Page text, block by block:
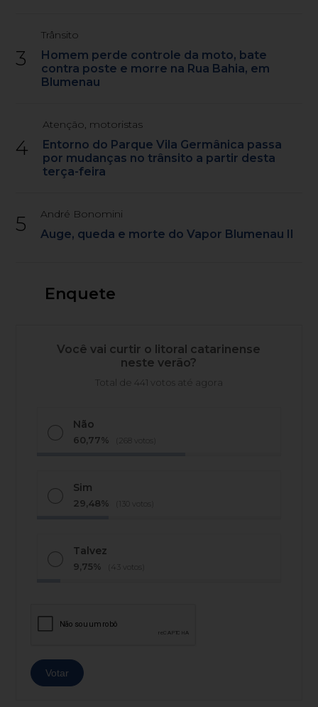
3
Trânsito
Homem perde controle da moto, bate
contra poste e morre na Rua Bahia, em
Blumenau
4
Atenção, motoristas
Entorno do Parque Vila Germânica passa
por mudanças no trânsito a partir desta
terça-feira
5 André Bonomini
Auge, queda e morte do Vapor Blumenau II
Enquete
Você vai curtir o litoral catarinense
neste verão?
Total de 441 votos até agora
Não
60,77% (268 votos)
Sim
29,48% (130 votos)
Talvez
9,75% (43 votos)